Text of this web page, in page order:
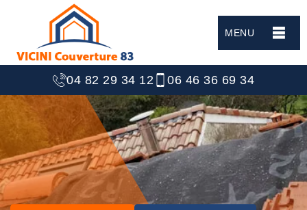
MENU
04 82 29 34 12 06 46 36 69 34